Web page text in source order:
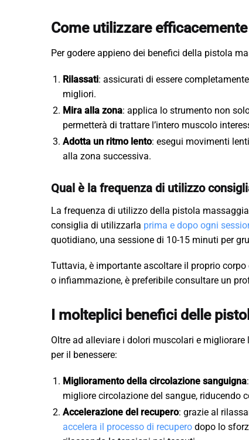
Come utilizzare
Per godere appieno dei benefici della pistola
Rilassati: assicurati di essere
migliori.
Mira alla zona: applica lo strumento non
permetterà di trattare l’intero muscolo
Adotta un ritmo lento: esegui movimenti
alla zona successiva.
Qual è la frequenza di utilizzo
La frequenza di utilizzo della pistola
consiglia di utilizzarla prima e dopo ogni
quotidiano, una sessione di 10-15 minuti per
Tuttavia, è importante ascoltare il proprio
o infiammazione, è preferibile consultare un
I molteplici benefici delle
Oltre ad alleviare i dolori muscolari e migliorare
per il benessere:
Miglioramento della circolazione sanguigna
migliore circolazione del sangue, riducendo
Accelerazione del recupero: grazie al
accelera il processo di recupero dopo lo